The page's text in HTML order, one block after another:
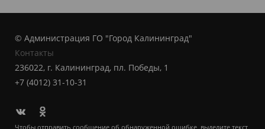
© Администрация ГО "Город Калининград"
Контакты
236022, г. Калининград, пл. Победы, 1
+7 (4012) 31-10-31
Чтобы отправить сообщение об обнаруженной ошибке, выделите текст